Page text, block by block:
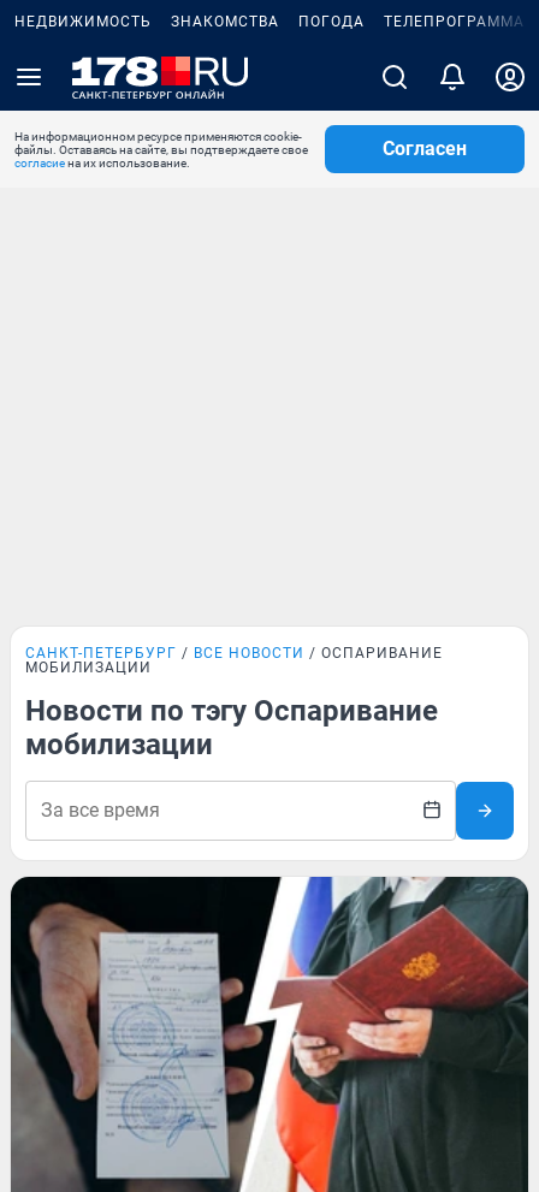
НЕДВИЖИМОСТЬ ЗНАКОМСТВА ПОГОДА ТЕЛЕПРОГРАММА
На информационном ресурсе применяются cookie-
файлы. Оставаясь на сайте, вы подтверждаете свое
согласиена их использование.
Согласен
САНКТ-ПЕТЕРБУРГ ВСЕ НОВОСТИ
ОСПАРИВАНИЕ
МОБИЛИЗАЦИИ
Новости по тэгу Оспаривание
мобилизации